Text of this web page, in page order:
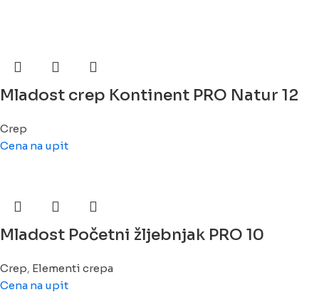
Mladost crep Kontinent PRO Natur 12
Crep
Cena na upit
Mladost Početni žljebnjak PRO 10
Crep, Elementi crepa
Cena na upit